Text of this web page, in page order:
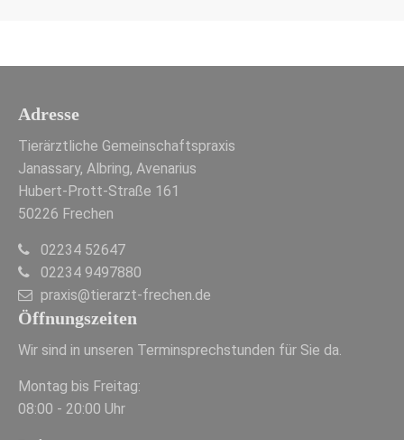
Adresse
Tierärztliche Gemeinschaftspraxis
Janassary, Albring, Avenarius
Hubert-Prott-Straße 161
50226 Frechen
02234 52647
02234 9497880
praxis@tierarzt-frechen.de
Öffnungszeiten
Wir sind in unseren Terminsprechstunden für Sie da.
Montag bis Freitag:
08:00 - 20:00 Uhr